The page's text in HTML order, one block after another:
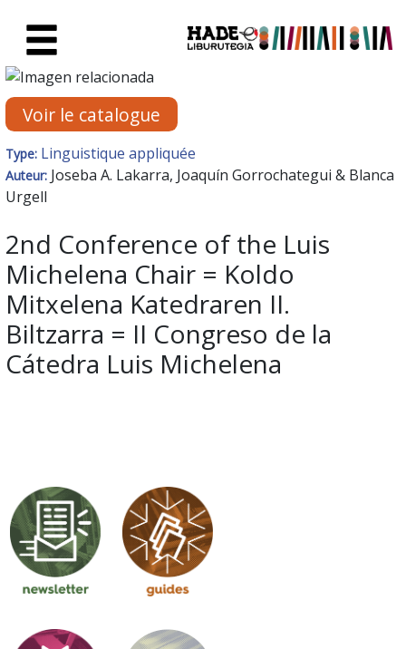
Fiche de Nouveaux Livres -
Voir le catalogue
Type: Linguistique appliquée
Auteur: Joseba A. Lakarra, Joaquín Gorrochategui & Blanca
Urgell
2nd Conference of the Luis
Michelena Chair = Koldo
Mitxelena Katedraren II.
Biltzarra = II Congreso de la
Cátedra Luis Michelena